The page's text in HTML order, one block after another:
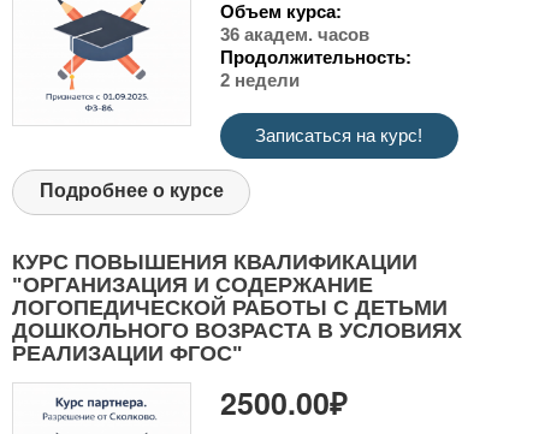
Объем курса:
36 академ. часов
Продолжительность:
2 недели
Записаться на курс!
Подробнее о курсе
КУРС ПОВЫШЕНИЯ КВАЛИФИКАЦИИ
"ОРГАНИЗАЦИЯ И СОДЕРЖАНИЕ
ЛОГОПЕДИЧЕСКОЙ РАБОТЫ С ДЕТЬМИ
ДОШКОЛЬНОГО ВОЗРАСТА В УСЛОВИЯХ
РЕАЛИЗАЦИИ ФГОС"
2500.00₽